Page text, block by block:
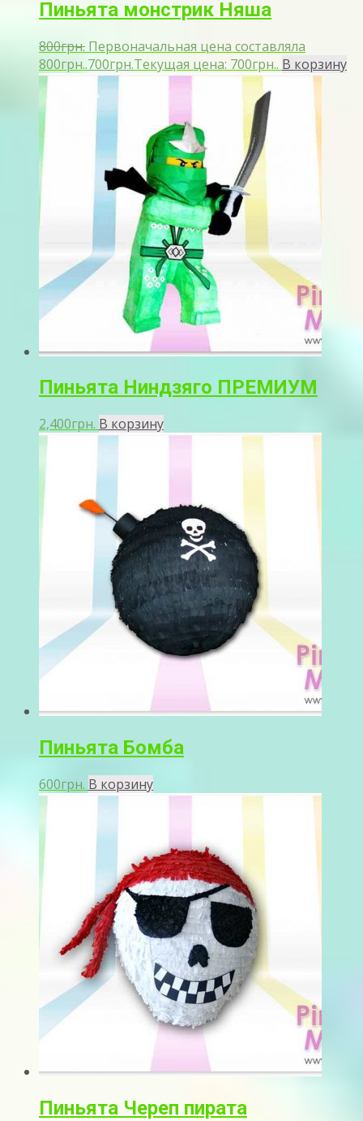
Пиньята монстрик Няша
800грн. Первоначальная цена составляла
800грн..700грн.Текущая цена: 700грн.. В корзину
Пиньята Ниндзяго ПРЕМИУМ
2,400грн. В корзину
Пиньята Бомба
600грн. В корзину
Пиньята Череп пирата